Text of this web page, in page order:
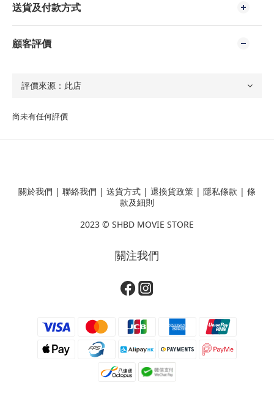
送貨及付款方式
顧客評價
尚未有任何評價
關於我們 | 聯絡我們 | 送貨方式 | 退換貨政策 | 隱私條款 | 條
款及細則
2023 © SHBD MOVIE STORE
關注我們